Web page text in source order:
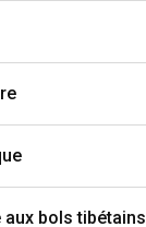
bols tibétains